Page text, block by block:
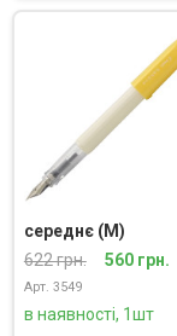
середнє (M)
622 грн.
560 грн.
Арт. 3549
в наявності, 1шт